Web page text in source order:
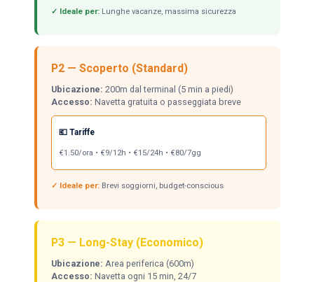
✓ Ideale per:Lunghe vacanze, massima sicurezza
P2 — Scoperto (Standard)
Ubicazione: 200m dal terminal (5 min a piedi)
Accesso: Navetta gratuita o passeggiata breve
💶 Tariffe
€1.50/ora • €9/12h • €15/24h • €80/7gg
✓ Ideale per:Brevi soggiorni, budget-conscious
P3 — Long-Stay (Economico)
Ubicazione: Area periferica (600m)
Accesso: Navetta ogni 15 min, 24/7